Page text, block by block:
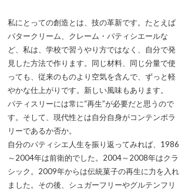
私にとっての創造とは、技の革新です。たとえば
バタークリーム、クレーム・パティシエールな
ど、私は、学校で習うやり方ではなく、自分で発
見した方法で作ります。同じ材料、同じ分量で使
っても、従来のものより空気を含んで、ずっと軽
やかな仕上がりです。新しい風味もあります。
パティスリーには常に“再生”が必要だと思うので
す。そして、現代性とは自分自身がコンテンポラ
リーであるか否か。
自分のパティシエ人生を振り返ってみれば、1986
～2004年は前衛的でした。2004～2008年はクラ
シック。2009年からは伝統菓子の再生に力を入れ
ました。その後、シュガーフリーやグルテンフリ